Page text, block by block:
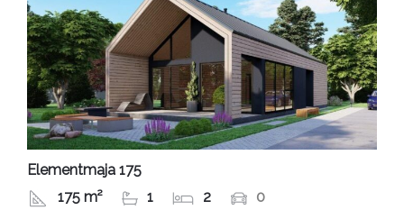
Elementmaja 175
175 m²
1 2 0